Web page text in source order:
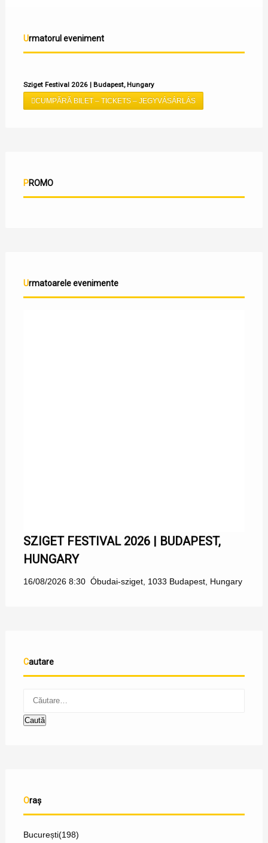
Urmatorul eveniment
Sziget Festival 2026 | Budapest, Hungary
CUMPĂRĂ BILET – TICKETS – JEGYVÁSÁRLÁS
PROMO
Urmatoarele evenimente
SZIGET FESTIVAL 2026 | BUDAPEST,
HUNGARY
16/08/2026 8:30 Óbudai-sziget, 1033 Budapest, Hungary
Cautare
Oraș
București(198)